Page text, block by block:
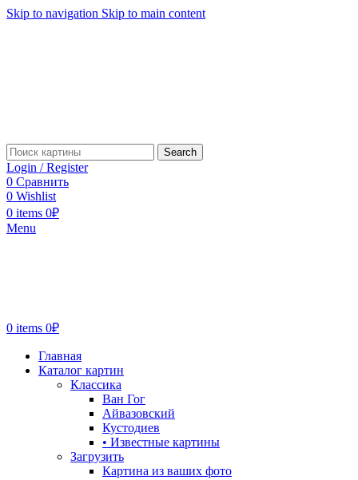
Skip to navigation Skip to main content
Search
Login / Register
0 Сравнить
0 Wishlist
0 items 0₽
Menu
0 items 0₽
Главная
Каталог картин
Классика
Ван Гог
Айвазовский
Кустодиев
• Известные картины
Загрузить
Картина из ваших фото